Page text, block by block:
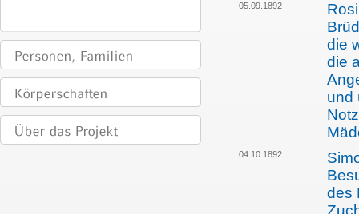
05.09.1892
die
die
und
04.10.1892
des